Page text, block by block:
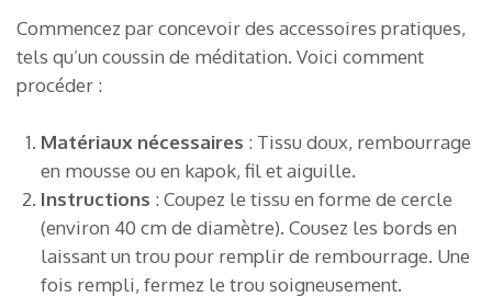
Commencez par concevoir des accessoires pratiques,
tels qu’un coussin de méditation. Voici comment
procéder :
Matériaux nécessaires : Tissu doux, rembourrage
en mousse ou en kapok, fil et aiguille.
Instructions : Coupez le tissu en forme de cercle
(environ 40 cm de diamètre). Cousez les bords en
laissant un trou pour remplir de rembourrage. Une
fois rempli, fermez le trou soigneusement.